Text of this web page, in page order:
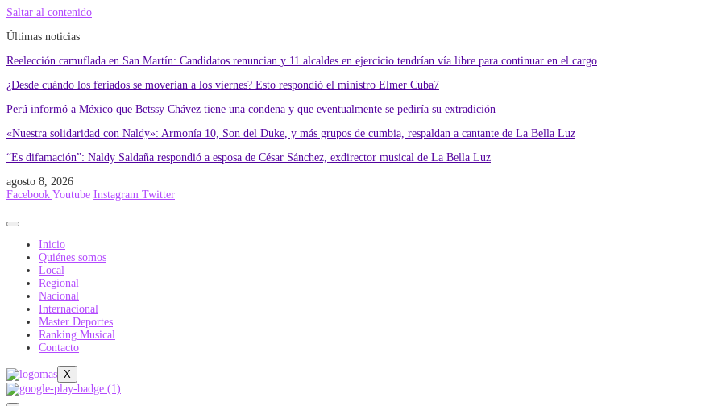
Saltar al contenido
Últimas noticias
Reelección camuflada en San Martín: Candidatos renuncian y 11 alcaldes en ejercicio tendrían vía libre para continuar en el cargo
¿Desde cuándo los feriados se moverían a los viernes? Esto respondió el ministro Elmer Cuba7
Perú informó a México que Betssy Chávez tiene una condena y que eventualmente se pediría su extradición
«Nuestra solidaridad con Naldy»: Armonía 10, Son del Duke, y más grupos de cumbia, respaldan a cantante de La Bella Luz
“Es difamación”: Naldy Saldaña respondió a esposa de César Sánchez, exdirector musical de La Bella Luz
agosto 8, 2026
Facebook Youtube Instagram Twitter
Inicio
Quiénes somos
Local
Regional
Nacional
Internacional
Master Deportes
Ranking Musical
Contacto
X